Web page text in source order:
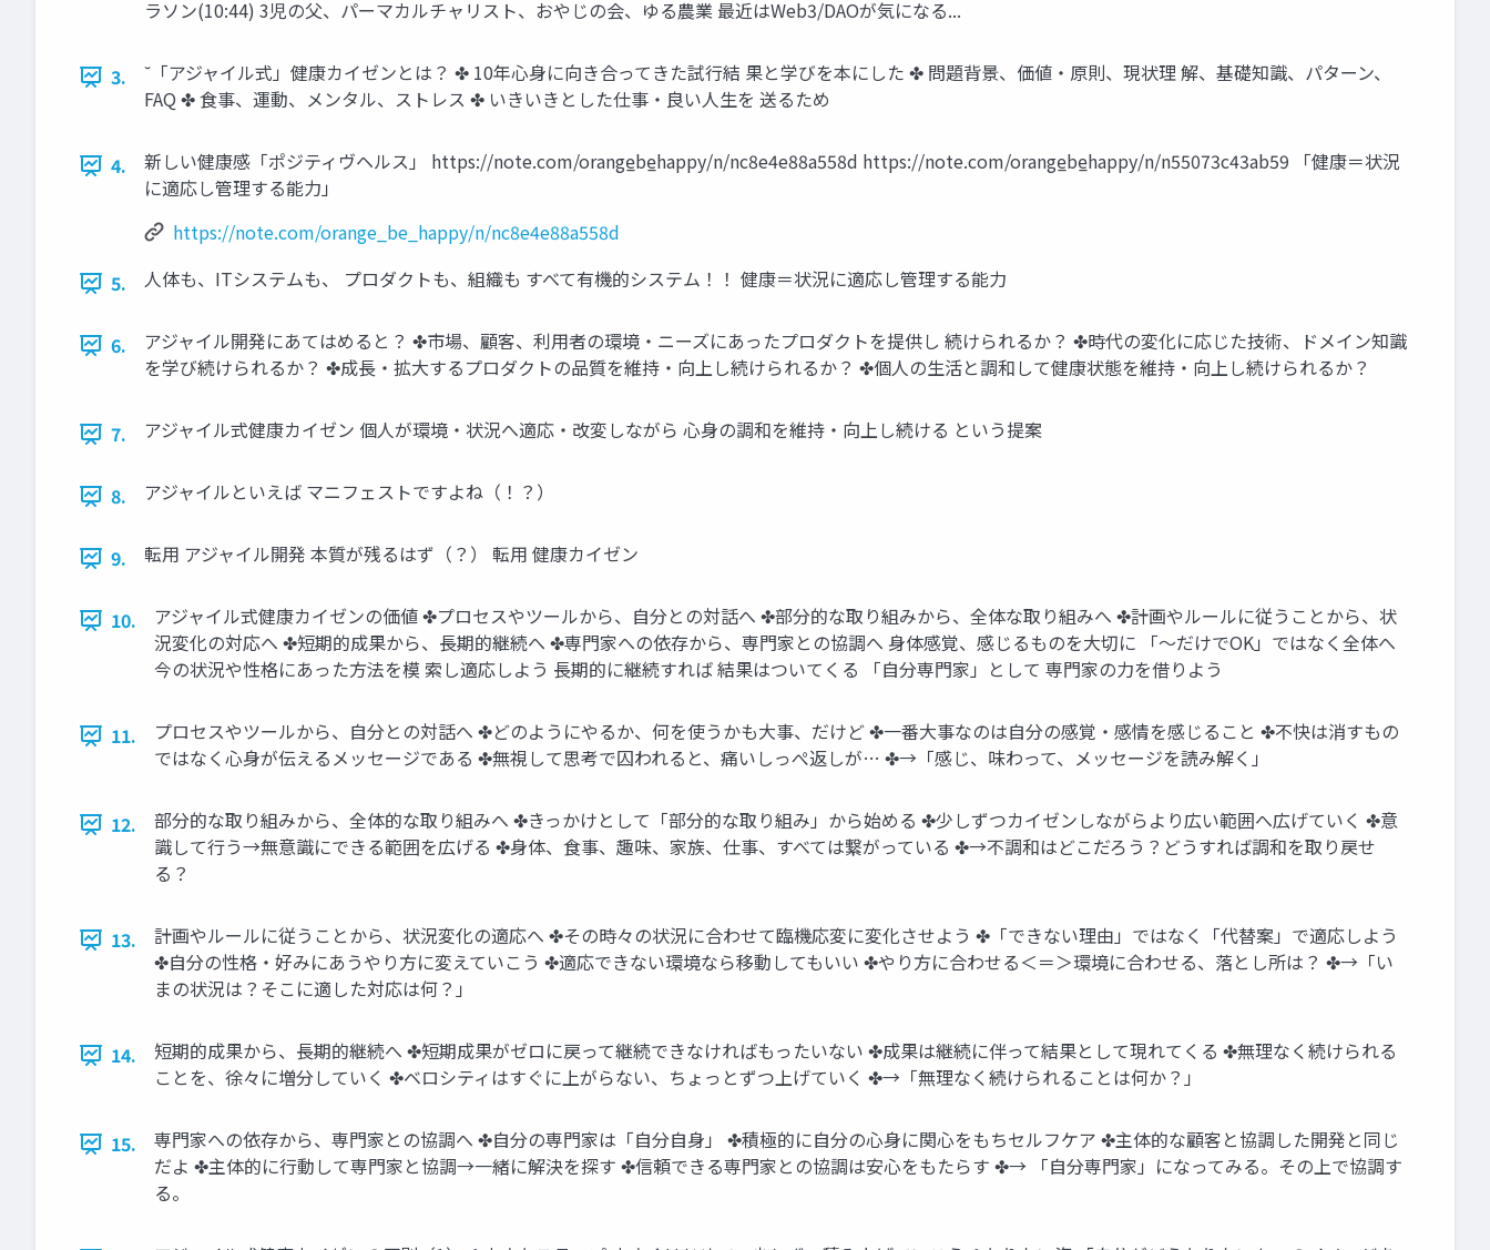
ラソン(10:44) 3児の父、パーマカルチャリスト、おやじの会、ゆる農業 最近はWeb3/DAOが気になる...
3.
˘「アジャイル式」健康カイゼンとは？ ✤ 10年心身に向き合ってきた試行結 果と学びを本にした ✤ 問題背景、価値・原則、現状理 解、基礎知識、パターン、
FAQ ✤ 食事、運動、メンタル、ストレス ✤ いきいきとした仕事・良い人生を 送るため
4.
新しい健康感「ポジティヴヘルス」 https://note.com/orange̲be̲happy/n/nc8e4e88a558d https://note.com/orange̲be̲happy/n/n55073c43ab59 「健康＝状況
に適応し管理する能力」
https://note.com/orange_be_happy/n/nc8e4e88a558d
5.
人体も、ITシステムも、 プロダクトも、組織も すべて有機的システム！！ 健康＝状況に適応し管理する能力
6.
アジャイル開発にあてはめると？ ✤市場、顧客、利用者の環境・ニーズにあったプロダクトを提供し 続けられるか？ ✤時代の変化に応じた技術、ドメイン知識
を学び続けられるか？ ✤成長・拡大するプロダクトの品質を維持・向上し続けられるか？ ✤個人の生活と調和して健康状態を維持・向上し続けられるか？
7. アジャイル式健康カイゼン 個人が環境・状況へ適応・改変しながら 心身の調和を維持・向上し続ける という提案
8. アジャイルといえば マニフェストですよね（！？）
9. 転用 アジャイル開発 本質が残るはず（？） 転用 健康カイゼン
10.
アジャイル式健康カイゼンの価値 ✤プロセスやツールから、自分との対話へ ✤部分的な取り組みから、全体な取り組みへ ✤計画やルールに従うことから、状
況変化の対応へ ✤短期的成果から、長期的継続へ ✤専門家への依存から、専門家との協調へ 身体感覚、感じるものを大切に 「〜だけでOK」ではなく全体へ
今の状況や性格にあった方法を模 索し適応しよう 長期的に継続すれば 結果はついてくる 「自分専門家」として 専門家の力を借りよう
11.
プロセスやツールから、自分との対話へ ✤どのようにやるか、何を使うかも大事、だけど ✤一番大事なのは自分の感覚・感情を感じること ✤不快は消すもの
ではなく心身が伝えるメッセージである ✤無視して思考で囚われると、痛いしっぺ返しが… ✤→「感じ、味わって、メッセージを読み解く」
12.
部分的な取り組みから、全体的な取り組みへ ✤きっかけとして「部分的な取り組み」から始める ✤少しずつカイゼンしながらより広い範囲へ広げていく ✤意
識して行う→無意識にできる範囲を広げる ✤身体、食事、趣味、家族、仕事、すべては繋がっている ✤→不調和はどこだろう？どうすれば調和を取り戻せ
る？
13.
計画やルールに従うことから、状況変化の適応へ ✤その時々の状況に合わせて臨機応変に変化させよう ✤「できない理由」ではなく「代替案」で適応しよう
✤自分の性格・好みにあうやり方に変えていこう ✤適応できない環境なら移動してもいい ✤やり方に合わせる＜＝＞環境に合わせる、落とし所は？ ✤→「い
まの状況は？そこに適した対応は何？」
14.
短期的成果から、長期的継続へ ✤短期成果がゼロに戻って継続できなければもったいない ✤成果は継続に伴って結果として現れてくる ✤無理なく続けられる
ことを、徐々に増分していく ✤ベロシティはすぐに上がらない、ちょっとずつ上げていく ✤→「無理なく続けられることは何か？」
15.
専門家への依存から、専門家との協調へ ✤自分の専門家は「自分自身」 ✤積極的に自分の心身に関心をもちセルフケア ✤主体的な顧客と協調した開発と同じ
だよ ✤主体的に行動して専門家と協調→一緒に解決を探す ✤信頼できる専門家との協調は安心をもたらす ✤→ 「自分専門家」になってみる。その上で協調す
る。